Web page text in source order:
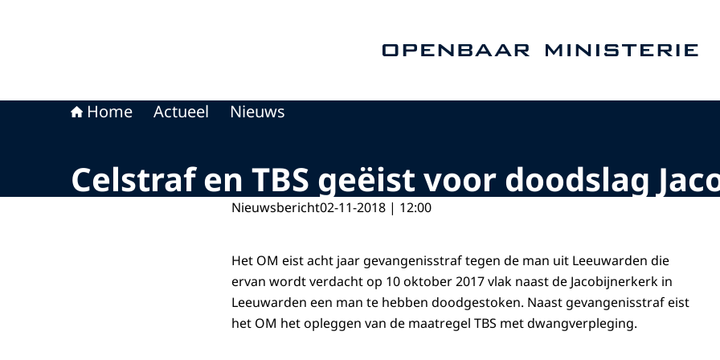
Home Actueel Nieuws
Celstraf en TBS geëist voor doodslag
Nieuwsbericht02-11-2018 | 12:00
Het OM eist acht jaar gevangenisstraf tegen de man uit Leeuwarden die
ervan wordt verdacht op 10 oktober 2017 vlak naast de Jacobijnerkerk in
Leeuwarden een man te hebben doodgestoken. Naast gevangenisstraf eist
het OM het opleggen van de maatregel TBS met dwangverpleging.